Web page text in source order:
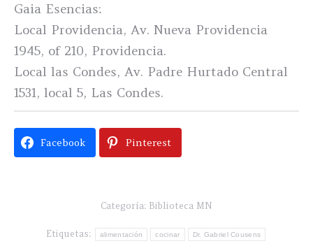
Gaia Esencias:
Local Providencia, Av. Nueva Providencia
1945, of 210, Providencia.
Local las Condes, Av. Padre Hurtado Central
1531, local 5, Las Condes.
Facebook Pinterest
Categoría: Biblioteca MN
Etiquetas: alimentación cocinar Dr. Gabriel Cousens